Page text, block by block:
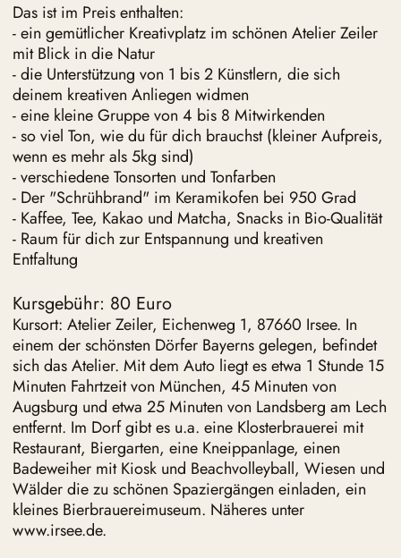
Das ist im Preis enthalten:
- ein gemütlicher Kreativplatz im schönen Atelier Zeiler
mit Blick in die Natur
- die Unterstützung von 1 bis 2 Künstlern, die sich
deinem kreativen Anliegen widmen
- eine kleine Gruppe von 4 bis 8 Mitwirkenden
- so viel Ton, wie du für dich brauchst (kleiner Aufpreis,
wenn es mehr als 5kg sind)
- verschiedene Tonsorten und Tonfarben
- Der "Schrühbrand" im Keramikofen bei 950 Grad
- Kaffee, Tee, Kakao und Matcha, Snacks in Bio-Qualität
- Raum für dich zur Entspannung und kreativen
Entfaltung
Kursgebühr: 80 Euro
Kursort: Atelier Zeiler, Eichenweg 1, 87660 Irsee. In
einem der schönsten Dörfer Bayerns gelegen, befindet
sich das Atelier. Mit dem Auto liegt es etwa 1 Stunde 15
Minuten Fahrtzeit von München, 45 Minuten von
Augsburg und etwa 25 Minuten von Landsberg am Lech
entfernt. Im Dorf gibt es u.a. eine Klosterbrauerei mit
Restaurant, Biergarten, eine Kneippanlage, einen
Badeweiher mit Kiosk und Beachvolleyball, Wiesen und
Wälder die zu schönen Spaziergängen einladen, ein
kleines Bierbrauereimuseum. Näheres unter
www.irsee.de.